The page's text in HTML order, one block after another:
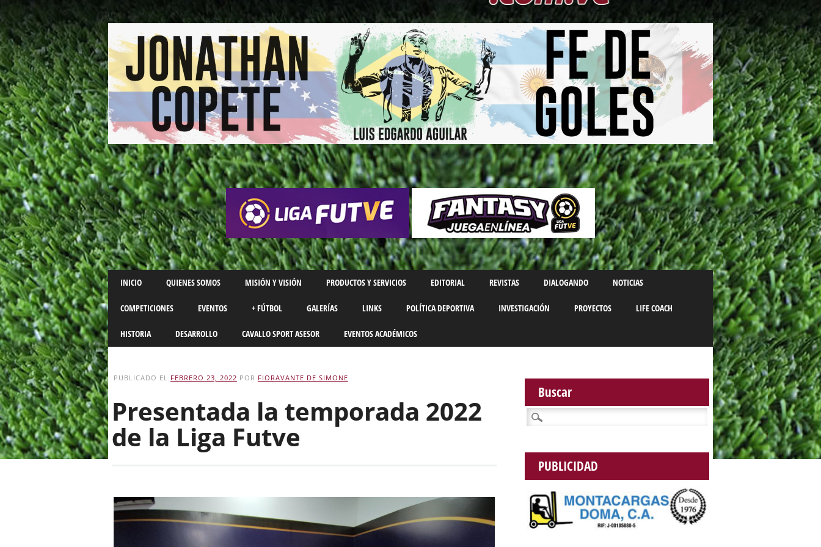
Main menu
Skip
to
content
INICIO QUIENES SOMOS MISIÓN Y VISIÓN PRODUCTOS Y SERVICIOS EDITORIAL REVISTAS DIALOGANDO NOTICIAS
COMPETICIONES EVENTOS + FÚTBOL GALERÍAS LINKS POLÍTICA DEPORTIVA INVESTIGACIÓN PROYECTOS LIFE COACH
HISTORIA DESARROLLO CAVALLO SPORT ASESOR EVENTOS ACADÉMICOS
PUBLICADO EL FEBRERO 23, 2022 POR FIORAVANTE DE SIMONE
Presentada la temporada 2022
de la Liga Futve
Buscar
Buscar:
PUBLICIDAD